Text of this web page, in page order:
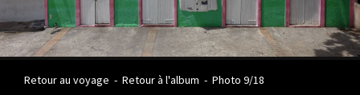
Retour au voyage - Retour à l'album - Photo 9/18